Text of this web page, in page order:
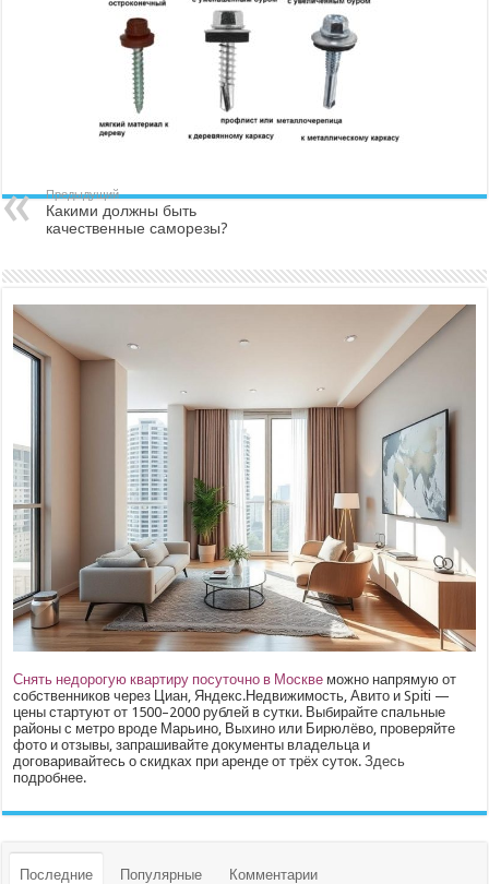
Предыдущий
Какими должны быть
качественные саморезы?
Снять недорогую квартиру посуточно в Москве можно напрямую от
собственников через Циан, Яндекс.Недвижимость, Авито и Spiti —
цены стартуют от 1500–2000 рублей в сутки. Выбирайте спальные
районы с метро вроде Марьино, Выхино или Бирюлёво, проверяйте
фото и отзывы, запрашивайте документы владельца и
договаривайтесь о скидках при аренде от трёх суток.Здесь
подробнее.
Последние Популярные Комментарии